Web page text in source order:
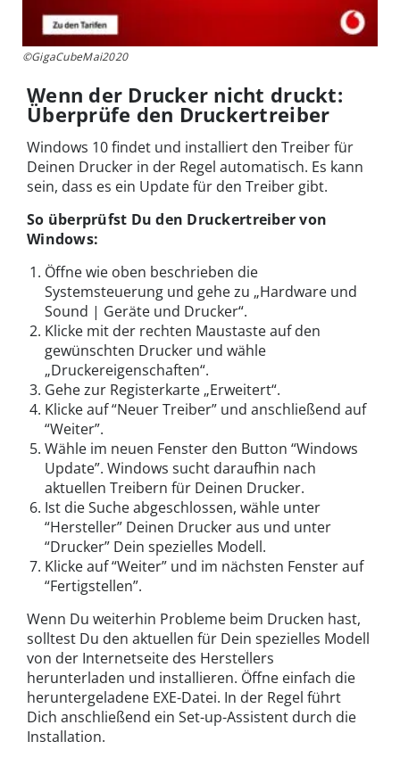
©GigaCubeMai2020
Wenn der Drucker nicht druckt:
Überprüfe den Druckertreiber
Windows 10 findet und installiert den Treiber für
Deinen Drucker in der Regel automatisch. Es kann
sein, dass es ein Update für den Treiber gibt.
So überprüfst Du den Druckertreiber von
Windows:
Öffne wie oben beschrieben die
Systemsteuerung und gehe zu „Hardware und
Sound | Geräte und Drucker“.
Klicke mit der rechten Maustaste auf den
gewünschten Drucker und wähle
„Druckereigenschaften“.
Gehe zur Registerkarte „Erweitert“.
Klicke auf “Neuer Treiber” und anschließend auf
“Weiter”.
Wähle im neuen Fenster den Button “Windows
Update”. Windows sucht daraufhin nach
aktuellen Treibern für Deinen Drucker.
Ist die Suche abgeschlossen, wähle unter
“Hersteller” Deinen Drucker aus und unter
“Drucker” Dein spezielles Modell.
Klicke auf “Weiter” und im nächsten Fenster auf
“Fertigstellen”.
Wenn Du weiterhin Probleme beim Drucken hast,
solltest Du den aktuellen für Dein spezielles Modell
von der Internetseite des Herstellers
herunterladen und installieren. Öffne einfach die
heruntergeladene EXE-Datei. In der Regel führt
Dich anschließend ein Set-up-Assistent durch die
Installation.